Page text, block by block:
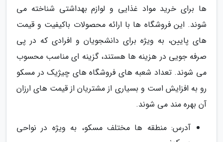
ها برای خرید مواد غذایی و لوازم بهداشتی شناخته می
شوند. این فروشگاه ها با ارائه محصولات باکیفیت و قیمت
های پایین، به ویژه برای دانشجویان و افرادی که در پی
صرفه جویی در هزینه ها هستند، گزینه ای مناسب محسوب
می شوند. تعداد شعبه های فروشگاه های چیژیک در مسکو
رو به افزایش است و بسیاری از مشتریان از قیمت های ارزان
آن بهره مند می شوند.
آدرس: منطقه ها مختلف مسکو، به ویژه در نواحی